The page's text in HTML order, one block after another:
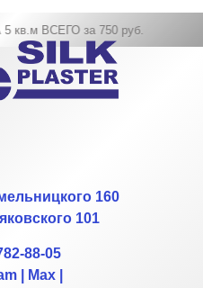
ВСЕГО за 750 руб.
160
101
88-05
| Max |